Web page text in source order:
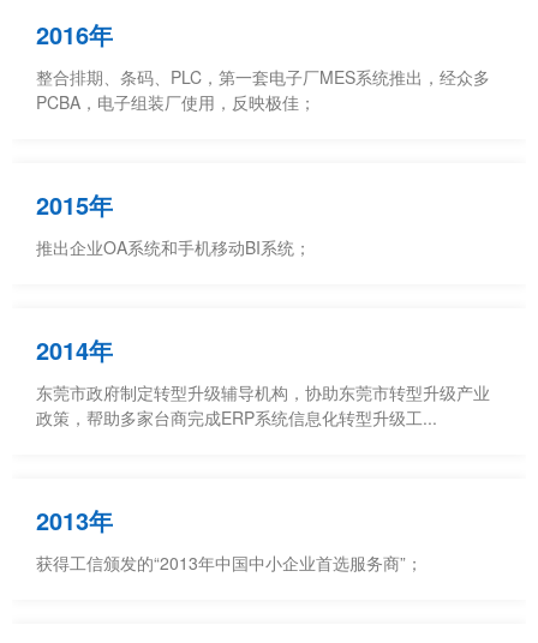
2016年
整合排期、条码、PLC，第一套电子厂MES系统推出，经众多
PCBA，电子组装厂使用，反映极佳；
2015年
推出企业OA系统和手机移动BI系统；
2014年
东莞市政府制定转型升级辅导机构，协助东莞市转型升级产业
政策，帮助多家台商完成ERP系统信息化转型升级工...
2013年
获得工信颁发的“2013年中国中小企业首选服务商”；